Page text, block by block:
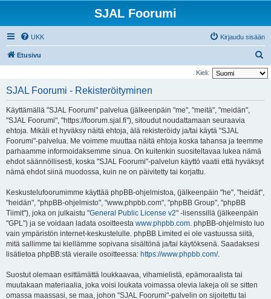
SJAL Foorumi
UKK Kirjaudu sisään
Etusivu
t
Kieli:
SJAL Foorumi - Rekisteröityminen
Käyttämällä "SJAL Foorumi" palvelua (jälkeenpäin "me", "meitä", "meidän",
"SJAL Foorumi", "https://foorum.sjal.fi"), sitoudut noudattamaan seuraavia
ehtoja. Mikäli et hyväksy näitä ehtoja, älä rekisteröidy ja/tai käytä "SJAL
Foorumi"-palvelua. Me voimme muuttaa näitä ehtoja koska tahansa ja teemme
parhaamme informoidaksemme sinua. On kuitenkin suositeltavaa lukea nämä
ehdot säännöllisesti, koska "SJAL Foorumi"-palvelun käyttö vaatii että hyväksyt
nämä ehdot siinä muodossa, kuin ne on päivitetty tai korjattu.
Keskustelufoorumimme käyttää phpBB-ohjelmistoa, (jälkeenpäin "he", "heidät",
"heidän", "phpBB-ohjelmisto", "www.phpbb.com", "phpBB Group", "phpBB
Tiimit"), joka on julkaistu "General Public License v2" -lisenssillä (jälkeenpäin
"GPL") ja se voidaan ladata osoitteesta www.phpbb.com. phpBB-ohjelmisto luo
vain ympäristön internet-keskustelulle. phpBB Limited ei ole vastuussa siitä,
mitä sallimme tai kiellämme sopivana sisältönä ja/tai käytöksenä. Saadaksesi
lisätietoa phpBB:stä vieraile osoitteessa: https://www.phpbb.com/.
Suostut olemaan esittämättä loukkaavaa, vihamielistä, epämoraalista tai
muutakaan materiaalia, joka voisi loukata voimassa olevia lakeja oli se sitten
omassa maassasi, se maa, johon "SJAL Foorumi"-palvelin on sijoitettu tai